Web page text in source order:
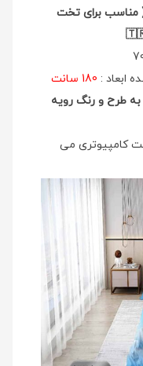
مناسب برای تخت
طرح و رنگ رویه
گرم و دوخت کامپیوتری می